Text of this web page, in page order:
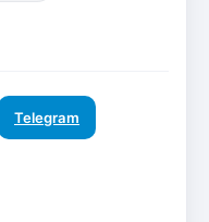
Telegram